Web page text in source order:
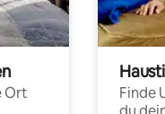
Ort
Finde